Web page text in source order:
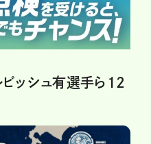
ッシュ有選手ら12